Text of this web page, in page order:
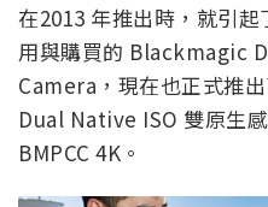
在2013 年推出時，就引
用與購買的 Blackmagic
Camera，現在也正式推
Dual Native ISO 雙原生
BMPCC 4K。